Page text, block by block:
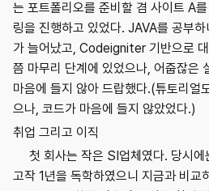
는 포트폴리오를 준비할 겸 사이트 A
링을 진행하고 있었다. JAVA를 공부
가 늘어났고, Codeigniter 기반으로
쯤 마무리 단계에 있었으나, 어줍잖은
마음에 들지 않아 드랍했다.(튜토리얼
으나, 코드가 마음에 들지 않았었다.)
취업 그리고 이직
첫 회사는 작은 SI업체였다. 당시에
고작 1년을 독학하였으니 지금과 비교